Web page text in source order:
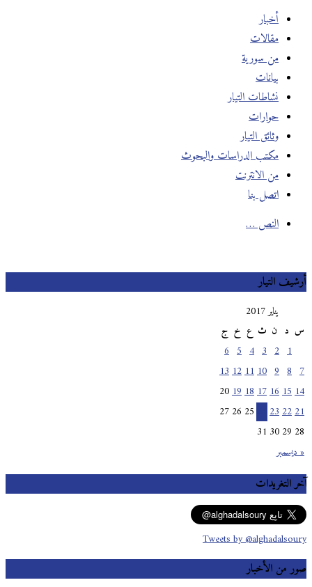
أخبار
مقالات
من سورية
بيانات
نشاطات التيار
حوارات
وثائق التيار
مكتب الدراسات والبحوث
من الانترنت
اتصل بنا
النص …
أرشيف التيار
يناير 2017
س
ث خ ج
« ديسمبر
10
11
12
13
14
15
16
17
18
19
20
21
22
23
24
25
26
27
28
29
30
31
آخر التغريدات
Tweets by @alghadalsoury
صور من الأخبار